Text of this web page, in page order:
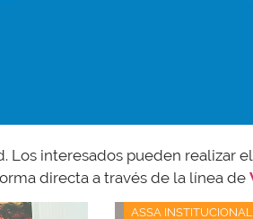
interesados pueden realizar
directa a través de la línea de
ASSA INSTITUCIONAL